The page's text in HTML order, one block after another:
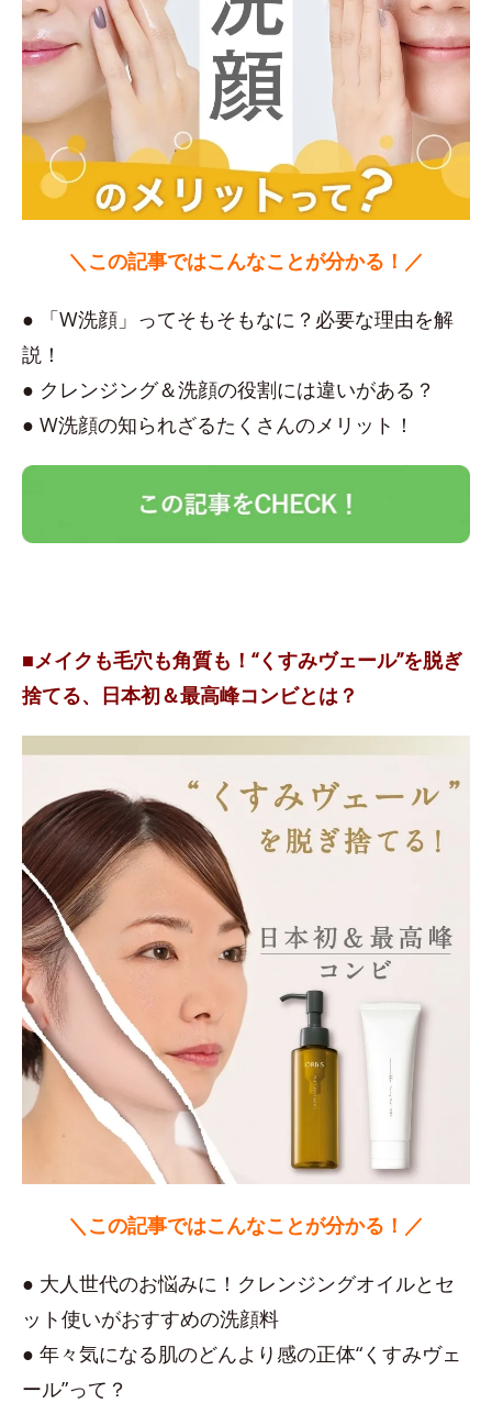
＼この記事ではこんなことが分かる！／
● 「W洗顔」ってそもそもなに？必要な理由を解
説！
● クレンジング＆洗顔の役割には違いがある？
● W洗顔の知られざるたくさんのメリット！
■メイクも毛穴も角質も！“くすみヴェール”を脱ぎ
捨てる、日本初＆最高峰コンビとは？
＼この記事ではこんなことが分かる！／
● 大人世代のお悩みに！クレンジングオイルとセ
ット使いがおすすめの洗顔料
● 年々気になる肌のどんより感の正体“くすみヴェ
ール”って？